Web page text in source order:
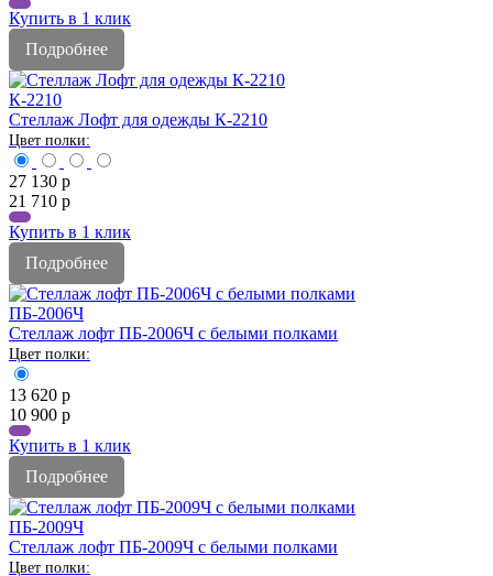
Купить в 1 клик
Подробнее
К-2210
Стеллаж Лофт для одежды К-2210
27 130 р
21 710 р
Купить в 1 клик
Подробнее
ПБ-2006Ч
Стеллаж лофт ПБ-2006Ч с белыми полками
13 620 р
10 900 р
Купить в 1 клик
Подробнее
ПБ-2009Ч
Стеллаж лофт ПБ-2009Ч с белыми полками